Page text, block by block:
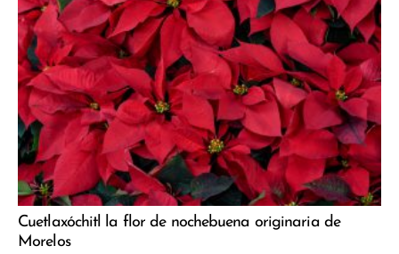
Cuetlaxóchitl la flor de nochebuena originaria de
Morelos